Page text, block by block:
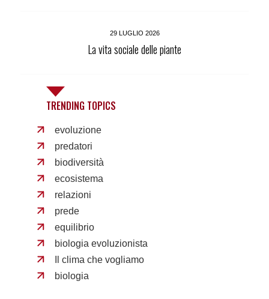
29 LUGLIO 2026
La vita sociale delle piante
TRENDING TOPICS
evoluzione
predatori
biodiversità
ecosistema
relazioni
prede
equilibrio
biologia evoluzionista
Il clima che vogliamo
biologia